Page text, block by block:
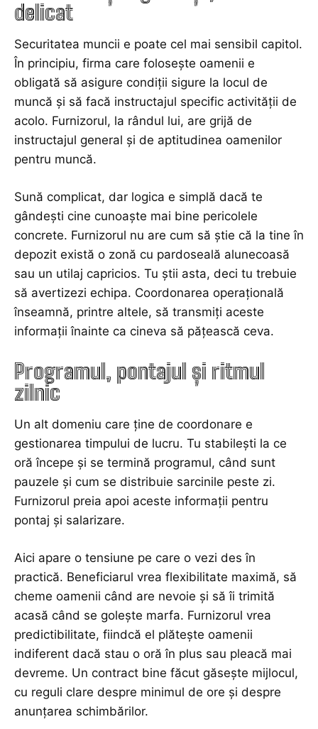
delicat
Securitatea muncii e poate cel mai sensibil capitol.
În principiu, firma care folosește oamenii e
obligată să asigure condiții sigure la locul de
muncă și să facă instructajul specific activității de
acolo. Furnizorul, la rândul lui, are grijă de
instructajul general și de aptitudinea oamenilor
pentru muncă.
Sună complicat, dar logica e simplă dacă te
gândești cine cunoaște mai bine pericolele
concrete. Furnizorul nu are cum să știe că la tine în
depozit există o zonă cu pardoseală alunecoasă
sau un utilaj capricios. Tu știi asta, deci tu trebuie
să avertizezi echipa. Coordonarea operațională
înseamnă, printre altele, să transmiți aceste
informații înainte ca cineva să pățească ceva.
Programul, pontajul și ritmul
zilnic
Un alt domeniu care ține de coordonare e
gestionarea timpului de lucru. Tu stabilești la ce
oră începe și se termină programul, când sunt
pauzele și cum se distribuie sarcinile peste zi.
Furnizorul preia apoi aceste informații pentru
pontaj și salarizare.
Aici apare o tensiune pe care o vezi des în
practică. Beneficiarul vrea flexibilitate maximă, să
cheme oamenii când are nevoie și să îi trimită
acasă când se golește marfa. Furnizorul vrea
predictibilitate, fiindcă el plătește oamenii
indiferent dacă stau o oră în plus sau pleacă mai
devreme. Un contract bine făcut găsește mijlocul,
cu reguli clare despre minimul de ore și despre
anunțarea schimbărilor.